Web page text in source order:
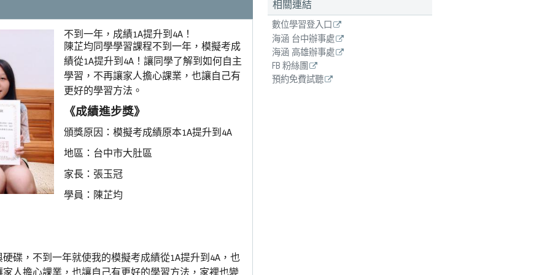
相關連結
數位學習登入口
海涵 台中辦事處
海涵 高雄辦事處
FB 粉絲團
預約免費試聽
不到一年，成績1A提升到4A！
陳芷均同學學習課程不到一年，模擬考成
績從1A提升到4A！讓同學了解到如何自主
學習，不再讓家人擔心課業，也讓自己有
更好的學習方法。
《成績進步獎》
頒獎原因：模擬考成績原本1A提升到4A
地區：台中市大肚區
家長：張玉冠
學員：陳芷均
碟，不到一年就使我的模擬考成績從1A提升到4A，也
人擔心課業，也讓自己有更好的學習方法，家裡也變